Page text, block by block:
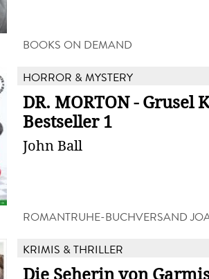
BOOKS ON DEMAND
HORROR & MYSTERY
DR. MORTON - Grusel
Bestseller 1
John Ball
ROMANTRUHE-BUCHVERSAND
KRIMIS & THRILLER
Die Seherin von